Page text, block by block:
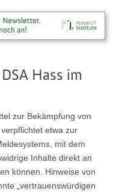
Hass im
zur Bekämpfung von
etwa zur
mit dem
Inhalte direkt an
können. Hinweise von
„vertrauenswürdigen